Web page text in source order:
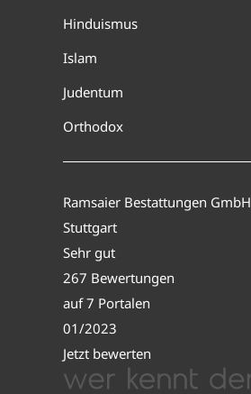
Hinduismus
Islam
Judentum
Orthodox
Ramsaier Bestattungen GmbH
Stuttgart
Sehr gut
267 Bewertungen
auf 7 Portalen
01/2023
Jetzt bewerten